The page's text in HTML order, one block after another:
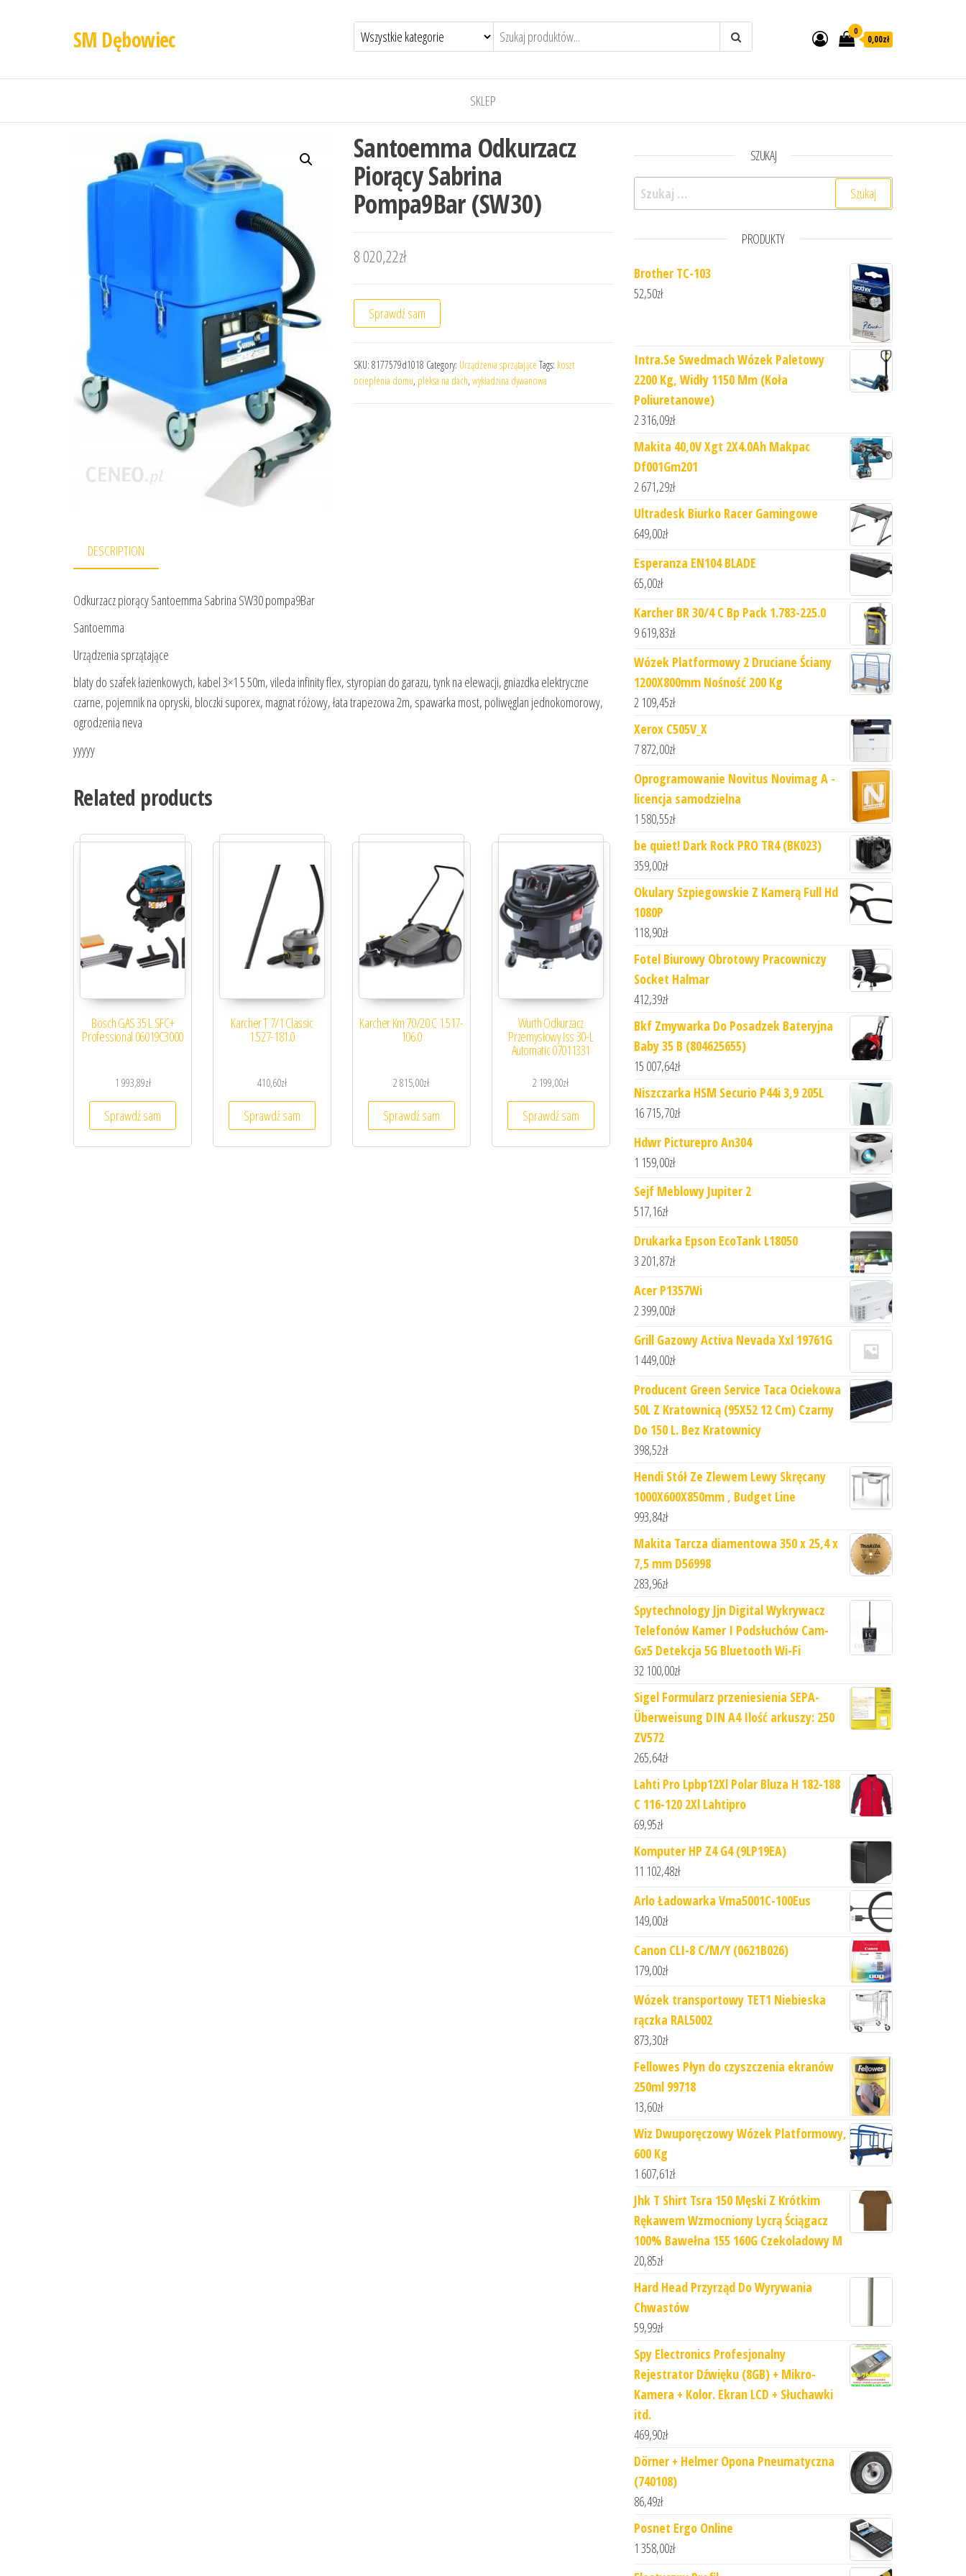
SM Dębowiec 0
0,00zł
SKLEP
Santoemma Odkurzacz
Piorący Sabrina
Pompa9Bar (SW30)
8 020,22zł
Sprawdź sam
SKU: 8177579d1018 Category: Urządzenia sprzątające Tags: koszt
ocieplenia domu, pleksa na dach, wykładzina dywanowa
DESCRIPTION
Odkurzacz piorący Santoemma Sabrina SW30 pompa9Bar
Santoemma
Urządzenia sprzątające
blaty do szafek łazienkowych, kabel 3×1 5 50m, vileda infinity flex, styropian do garazu, tynk na elewacji, gniazdka elektryczne
czarne, pojemnik na opryski, bloczki suporex, magnat różowy, łata trapezowa 2m, spawarka most, poliwęglan jednokomorowy,
ogrodzenia neva
yyyyy
Related products
Bosch GAS 35 L SFC+
Professional 06019C3000
1 993,89zł
Sprawdź sam
Karcher T 7/1 Classic
1.527-181.0
410,60zł
Sprawdź sam
Karcher Km 70/20 C 1.517-
106.0
2 815,00zł
Sprawdź sam
Wurth Odkurzacz
Przemysłowy Iss 30-L
Automatic 07011331
2 199,00zł
Sprawdź sam
SZUKAJ
Szukaj:
PRODUKTY
Brother TC-103
52,50zł
Intra.Se Swedmach Wózek Paletowy
2200 Kg, Widły 1150 Mm (Koła
Poliuretanowe)
2 316,09zł
Makita 40,0V Xgt 2X4.0Ah Makpac
Df001Gm201
2 671,29zł
Ultradesk Biurko Racer Gamingowe
649,00zł
Esperanza EN104 BLADE
65,00zł
Karcher BR 30/4 C Bp Pack 1.783-225.0
9 619,83zł
Wózek Platformowy 2 Druciane Ściany
1200X800mm Nośność 200 Kg
2 109,45zł
Xerox C505V_X
7 872,00zł
Oprogramowanie Novitus Novimag A -
licencja samodzielna
1 580,55zł
be quiet! Dark Rock PRO TR4 (BK023)
359,00zł
Okulary Szpiegowskie Z Kamerą Full Hd
1080P
118,90zł
Fotel Biurowy Obrotowy Pracowniczy
Socket Halmar
412,39zł
Bkf Zmywarka Do Posadzek Bateryjna
Baby 35 B (804625655)
15 007,64zł
Niszczarka HSM Securio P44i 3,9 205L
16 715,70zł
Hdwr Picturepro An304
1 159,00zł
Sejf Meblowy Jupiter 2
517,16zł
Drukarka Epson EcoTank L18050
3 201,87zł
Acer P1357Wi
2 399,00zł
Grill Gazowy Activa Nevada Xxl 19761G
1 449,00zł
Producent Green Service Taca Ociekowa
50L Z Kratownicą (95X52 12 Cm) Czarny
Do 150 L. Bez Kratownicy
398,52zł
Hendi Stół Ze Zlewem Lewy Skręcany
1000X600X850mm , Budget Line
993,84zł
Makita Tarcza diamentowa 350 x 25,4 x
7,5 mm D56998
283,96zł
Spytechnology Jjn Digital Wykrywacz
Telefonów Kamer I Podsłuchów Cam-
Gx5 Detekcja 5G Bluetooth Wi-Fi
32 100,00zł
Sigel Formularz przeniesienia SEPA-
Überweisung DIN A4 Ilość arkuszy: 250
ZV572
265,64zł
Lahti Pro Lpbp12Xl Polar Bluza H 182-188
C 116-120 2Xl Lahtipro
69,95zł
Komputer HP Z4 G4 (9LP19EA)
11 102,48zł
Arlo Ładowarka Vma5001C-100Eus
149,00zł
Canon CLI-8 C/M/Y (0621B026)
179,00zł
Wózek transportowy TET1 Niebieska
rączka RAL5002
873,30zł
Fellowes Płyn do czyszczenia ekranów
250ml 99718
13,60zł
Wiz Dwuporęczowy Wózek Platformowy,
600 Kg
1 607,61zł
Jhk T Shirt Tsra 150 Męski Z Krótkim
Rękawem Wzmocniony Lycrą Ściągacz
100% Bawełna 155 160G Czekoladowy M
20,85zł
Hard Head Przyrząd Do Wyrywania
Chwastów
59,99zł
Spy Electronics Profesjonalny
Rejestrator Dźwięku (8GB) + Mikro-
Kamera + Kolor. Ekran LCD + Słuchawki
itd.
469,90zł
Dörner + Helmer Opona Pneumatyczna
(740108)
86,49zł
Posnet Ergo Online
1 358,00zł